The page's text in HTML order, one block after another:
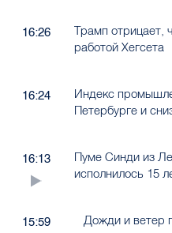
16:26
Трамп отрицает,
работой Хегсета
16:24
Индекс
Петербурге и
16:13
Пуме Синди из
исполнилось 15
15:59 Дожди и ветер